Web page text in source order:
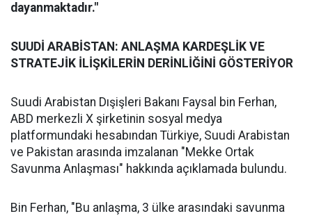
dayanmaktadır."
SUUDİ ARABİSTAN: ANLAŞMA KARDEŞLİK VE
STRATEJİK İLİŞKİLERİN DERİNLİĞİNİ GÖSTERİYOR
Suudi Arabistan Dışişleri Bakanı Faysal bin Ferhan,
ABD merkezli X şirketinin sosyal medya
platformundaki hesabından Türkiye, Suudi Arabistan
ve Pakistan arasında imzalanan "Mekke Ortak
Savunma Anlaşması" hakkında açıklamada bulundu.
Bin Ferhan, "Bu anlaşma, 3 ülke arasındaki savunma